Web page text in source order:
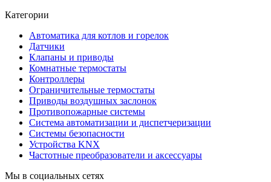
Категории
Автоматика для котлов и горелок
Датчики
Клапаны и приводы
Комнатные термостаты
Контроллеры
Ограничительные термостаты
Приводы воздушных заслонок
Противопожарные системы
Система автоматизации и диспетчеризации
Системы безопасности
Устройства KNX
Частотные преобразователи и аксессуары
Мы в социальных сетях